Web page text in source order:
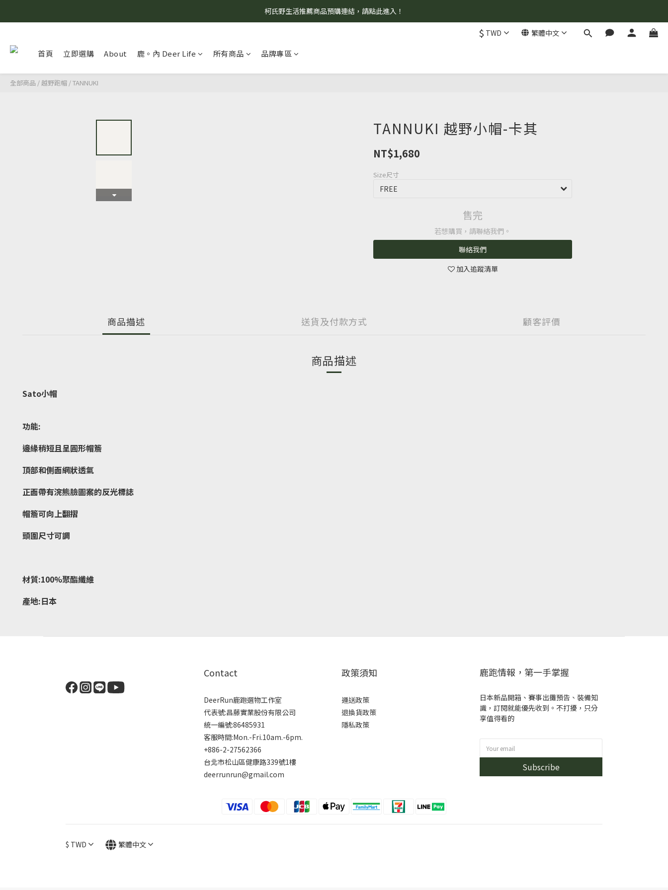
8/7 當天暫停開放工作室。請見諒！
柯氏野生活推薦商品預購連結，請點此進入！
$ TWD 繁體中文
首頁 立即選購 About 鹿。內 Deer Life 所有商品 品牌專區
全部商品 /越野跑帽 /TANNUKI
TANNUKI 越野小帽-卡其
NT$1,680
Size尺寸
售完
若想購買，請聯絡我們。
聯絡我們
加入追蹤清單
商品描述 送貨及付款方式 顧客評價
商品描述
Sato小帽
功能:
邊緣稍短且呈圓形帽簷
頂部和側面網狀透氣
正面帶有浣熊臉圖案的反光標誌
帽簷可向上翻摺
頭圍尺寸可調
材質:100%聚酯纖維
產地:日本
Contact
DeerRun鹿跑選物工作室
代表號:昌藤實業股份有限公司
統一編號:86485931
客服時間:Mon.-Fri.10am.-6pm.
+886-2-27562366
台北市松山區健康路339號1樓
deerrunrun@gmail.com
政策須知
運送政策
退換貨政策
隱私政策
鹿跑情報，第一手掌握
日本新品開箱、賽事出攤預告、裝備知
識，訂閱就能優先收到。不打擾，只分
享值得看的
Subscribe
$ TWD 繁體中文